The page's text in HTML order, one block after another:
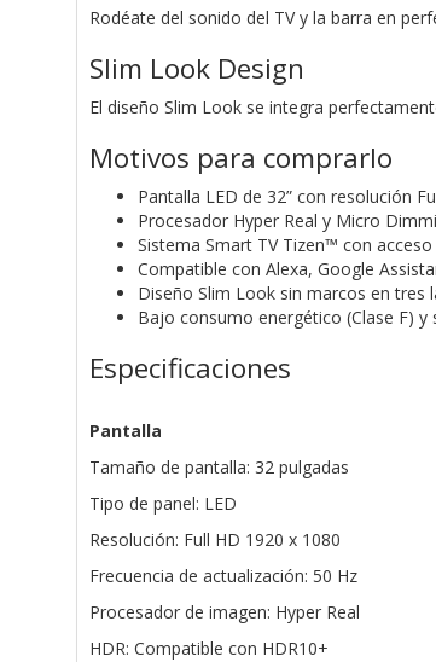
Rodéate del sonido del TV y la barra en
Slim Look Design
El diseño Slim Look se integra
Motivos para comprarlo
Pantalla LED de 32” con resolución
Procesador Hyper Real y Micro
Sistema Smart TV Tizen™ con
Compatible con Alexa, Google
Diseño Slim Look sin marcos en tres
Bajo consumo energético (Clase F) y
Especificaciones
Pantalla
Tamaño de pantalla: 32 pulgadas
Tipo de panel: LED
Resolución: Full HD 1920 x 1080
Frecuencia de actualización: 50 Hz
Procesador de imagen: Hyper Real
HDR: Compatible con HDR10+